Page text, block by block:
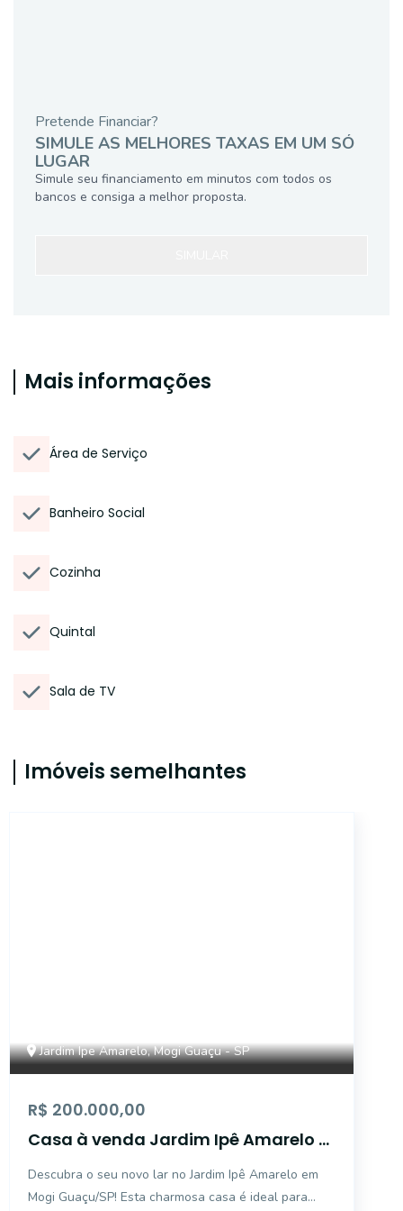
Pretende Financiar?
SIMULE AS MELHORES TAXAS EM UM SÓ
LUGAR
Simule seu financiamento em minutos com todos os
bancos e consiga a melhor proposta.
Mais informações
Área de Serviço
Banheiro Social
Cozinha
Quintal
Sala de TV
Imóveis semelhantes
Jardim Ipe Amarelo, Mogi Guaçu - SP
R$ 200.000,00
Casa à venda Jardim Ipê Amarelo -
Descubra o seu novo lar no Jardim Ipê Amarelo em
Mogi Guaçu/SP! Esta charmosa casa é ideal para